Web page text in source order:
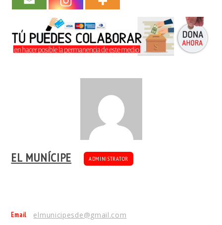
EL MUNÍCIPE ADMINISTRATOR
Email elmunicipesde@gmail.com